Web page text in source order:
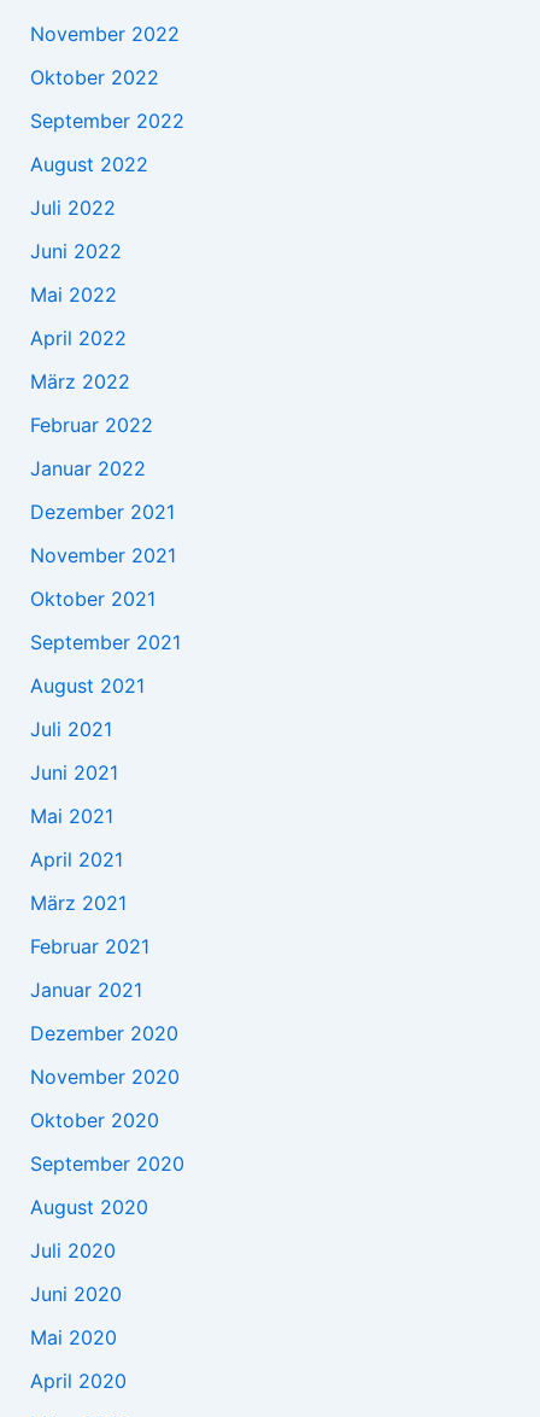
November 2022
Oktober 2022
September 2022
August 2022
Juli 2022
Juni 2022
Mai 2022
April 2022
März 2022
Februar 2022
Januar 2022
Dezember 2021
November 2021
Oktober 2021
September 2021
August 2021
Juli 2021
Juni 2021
Mai 2021
April 2021
März 2021
Februar 2021
Januar 2021
Dezember 2020
November 2020
Oktober 2020
September 2020
August 2020
Juli 2020
Juni 2020
Mai 2020
April 2020